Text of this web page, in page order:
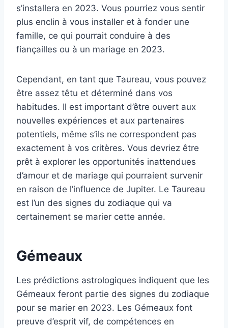
s’installera en 2023. Vous pourriez vous sentir
plus enclin à vous installer et à fonder une
famille, ce qui pourrait conduire à des
fiançailles ou à un mariage en 2023.
Cependant, en tant que Taureau, vous pouvez
être assez têtu et déterminé dans vos
habitudes. Il est important d’être ouvert aux
nouvelles expériences et aux partenaires
potentiels, même s’ils ne correspondent pas
exactement à vos critères. Vous devriez être
prêt à explorer les opportunités inattendues
d’amour et de mariage qui pourraient survenir
en raison de l’influence de Jupiter. Le Taureau
est l’un des signes du zodiaque qui va
certainement se marier cette année.
Gémeaux
Les prédictions astrologiques indiquent que les
Gémeaux feront partie des signes du zodiaque
pour se marier en 2023. Les Gémeaux font
preuve d’esprit vif, de compétences en